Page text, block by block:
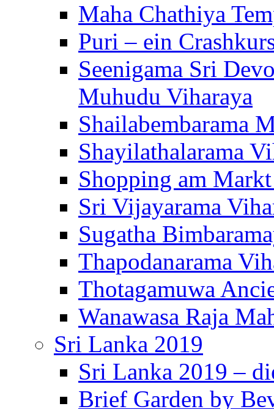
Maha Chathiya
Puri – ein
Seenigama Sri
Muhudu Viharaya
Shailabembarama
Shayilathalarama
Shopping am
Sri Vijayarama
Sugatha
Thapodanarama
Thotagamuwa
Wanawasa Raja
Sri Lanka 2019
Sri Lanka 2019 –
Brief Garden by